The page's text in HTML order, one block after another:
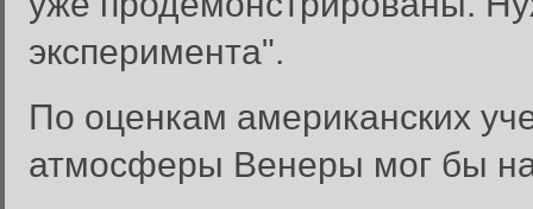
эксперимента".
По оценкам американских
атмосферы Венеры мог бы